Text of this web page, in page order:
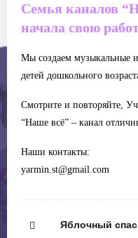
Семья каналов
начала свою
Мы создаем музыкальные
детей дошкольного
Смотрите и повторяйте,
“Наше всё” – канал
Наши контакты:
yarmin.st@gmail.com
Яблочный спас